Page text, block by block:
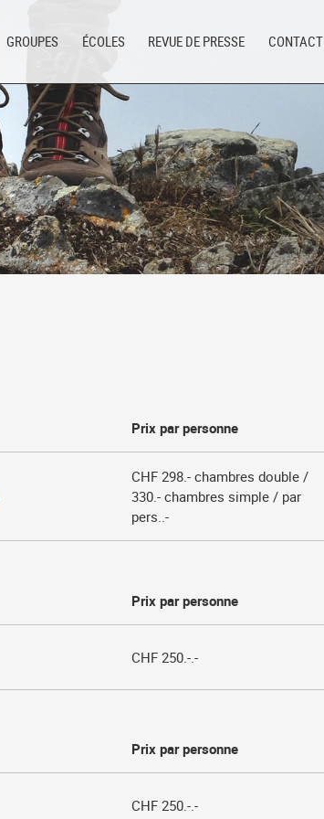
GROUPES ÉCOLES REVUE DE PRESSE CONTACT
Prix par personne
CHF 298.- chambres double /
330.- chambres simple / par
pers..-
Prix par personne
CHF 250.-.-
Prix par personne
CHF 250.-.-